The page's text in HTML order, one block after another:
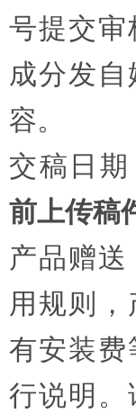
号提交审
成分发自
容。
交稿日期
前上传稿
产品赠
用规则
有安装费
行说明。